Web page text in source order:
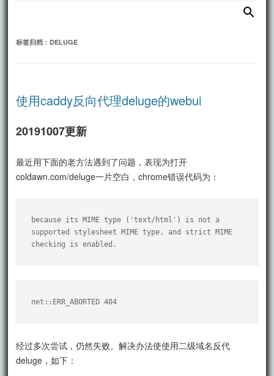
搜
索：
标签归档：DELUGE
使用caddy反向代理deluge的webui
20191007更新
最近用下面的老方法遇到了问题，表现为打开
coldawn.com/deluge一片空白，chrome错误代码为：
because its MIME type ('text/html') is not a
supported stylesheet MIME type, and strict MIME
checking is enabled.
net::ERR_ABORTED 404
经过多次尝试，仍然失败。解决办法使使用二级域名反代
deluge，如下：